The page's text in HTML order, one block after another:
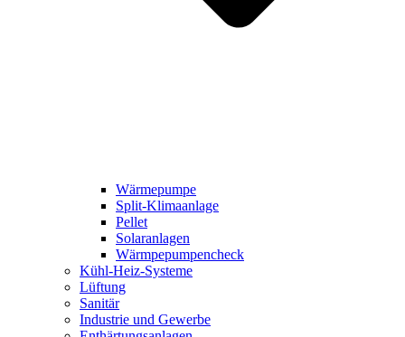
Wärmepumpe
Split-Klimaanlage
Pellet
Solaranlagen
Wärmpepumpencheck
Kühl-Heiz-Systeme
Lüftung
Sanitär
Industrie und Gewerbe